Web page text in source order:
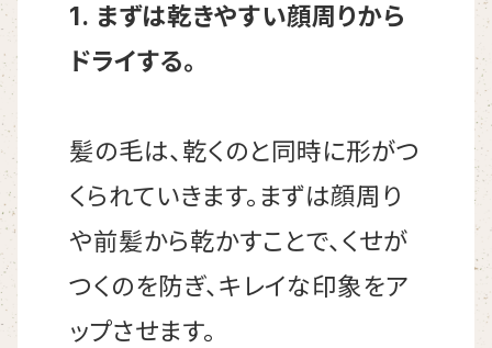
1. まずは乾きやすい顔周りから
ドライする。
髪の毛は、乾くのと同時に形がつ
くられていきます。まずは顔周り
や前髪から乾かすことで、くせが
つくのを防ぎ、キレイな印象をア
ップさせます。